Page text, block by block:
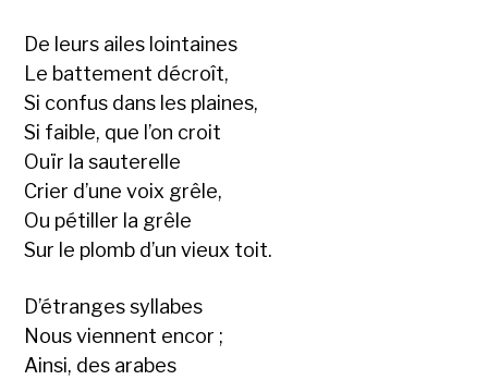
De leurs ailes lointaines
Le battement décroît,
Si confus dans les plaines,
Si faible, que l’on croit
Ouïr la sauterelle
Crier d’une voix grêle,
Ou pétiller la grêle
Sur le plomb d’un vieux toit.
D’étranges syllabes
Nous viennent encor ;
Ainsi, des arabes